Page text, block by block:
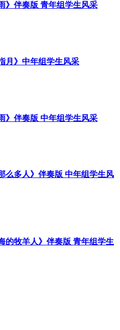
》伴奏版 青年组学生风采
月》中年组学生风采
》伴奏版 中年组学生风采
么多人》伴奏版 中年组学生风
的牧羊人》伴奏版 青年组学生